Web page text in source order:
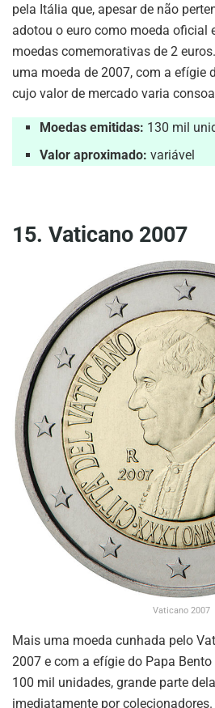
pela Itália que, apesar de não
adotou o euro como moeda oficial
moedas comemorativas de 2
uma moeda de 2007, com a efígie
cujo valor de mercado varia
Moedas emitidas: 130 mil
Valor aproximado: variável
15. Vaticano 2007
Vaticano 2007
Mais uma moeda cunhada pelo
2007 e com a efígie do Papa
100 mil unidades, grande parte
imediatamente por